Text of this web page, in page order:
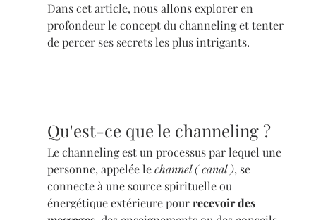
Dans cet article, nous allons explorer en
profondeur le concept du channeling et tenter
de percer ses secrets les plus intrigants.
Qu'est-ce que le channeling ?
Le channeling est un processus par lequel une
personne, appelée le channel ( canal ), se
connecte à une source spirituelle ou
énergétique extérieure pour recevoir des